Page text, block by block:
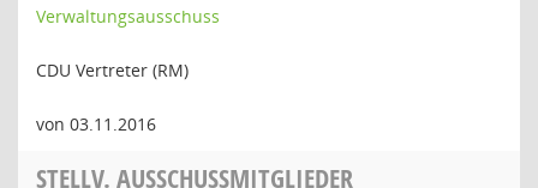
Verwaltungsausschuss
CDU Vertreter (RM)
von 03.11.2016
STELLV. AUSSCHUSSMITGLIEDER